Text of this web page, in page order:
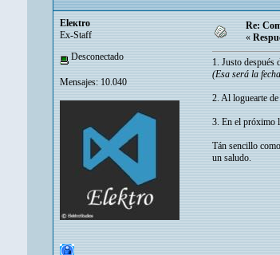
Eleкtro
Ex-Staff
Desconectado
Mensajes: 10.040
Re:
«
1. Justo después
(Esa será la
2. Al loguearte
3. En el próximo
Tán sencillo
un saludo.